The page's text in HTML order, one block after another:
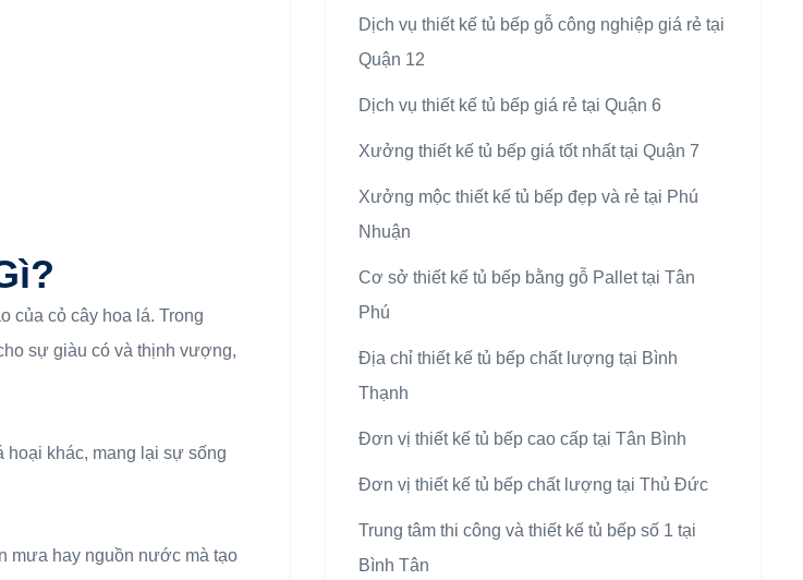
của cỏ cây hoa lá. Trong
sự giàu có và thịnh vượng,
hoại khác, mang lại sự sống
mưa hay nguồn nước mà tạo
Dịch vụ thiết kế tủ bếp gỗ công nghiệp giá rẻ tại
Quận 12
Dịch vụ thiết kế tủ bếp giá rẻ tại Quận 6
Xưởng thiết kế tủ bếp giá tốt nhất tại Quận 7
Xưởng mộc thiết kế tủ bếp đẹp và rẻ tại Phú
Nhuận
Cơ sở thiết kế tủ bếp bằng gỗ Pallet tại Tân
Phú
Địa chỉ thiết kế tủ bếp chất lượng tại Bình
Thạnh
Đơn vị thiết kế tủ bếp cao cấp tại Tân Bình
Đơn vị thiết kế tủ bếp chất lượng tại Thủ Đức
Trung tâm thi công và thiết kế tủ bếp số 1 tại
Bình Tân